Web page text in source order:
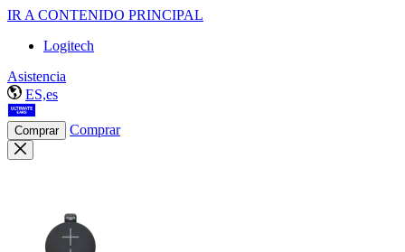
IR A CONTENIDO PRINCIPAL
Logitech
Asistencia
ES,es
Comprar Comprar